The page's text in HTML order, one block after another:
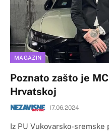
MAGAZIN
Poznato zašto je
Hrvatskoj
17.06.2024
​Iz PU Vukovarsko-